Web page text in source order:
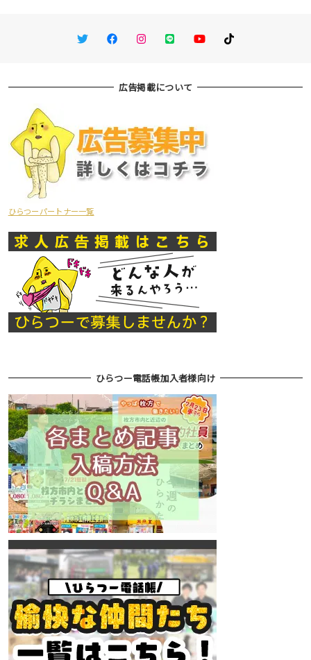
TwitterFacebookInstagram
LINE You TubeTikTok
広告掲載について
ひらつーパートナー一覧
ひらつー電話帳加入者様向け